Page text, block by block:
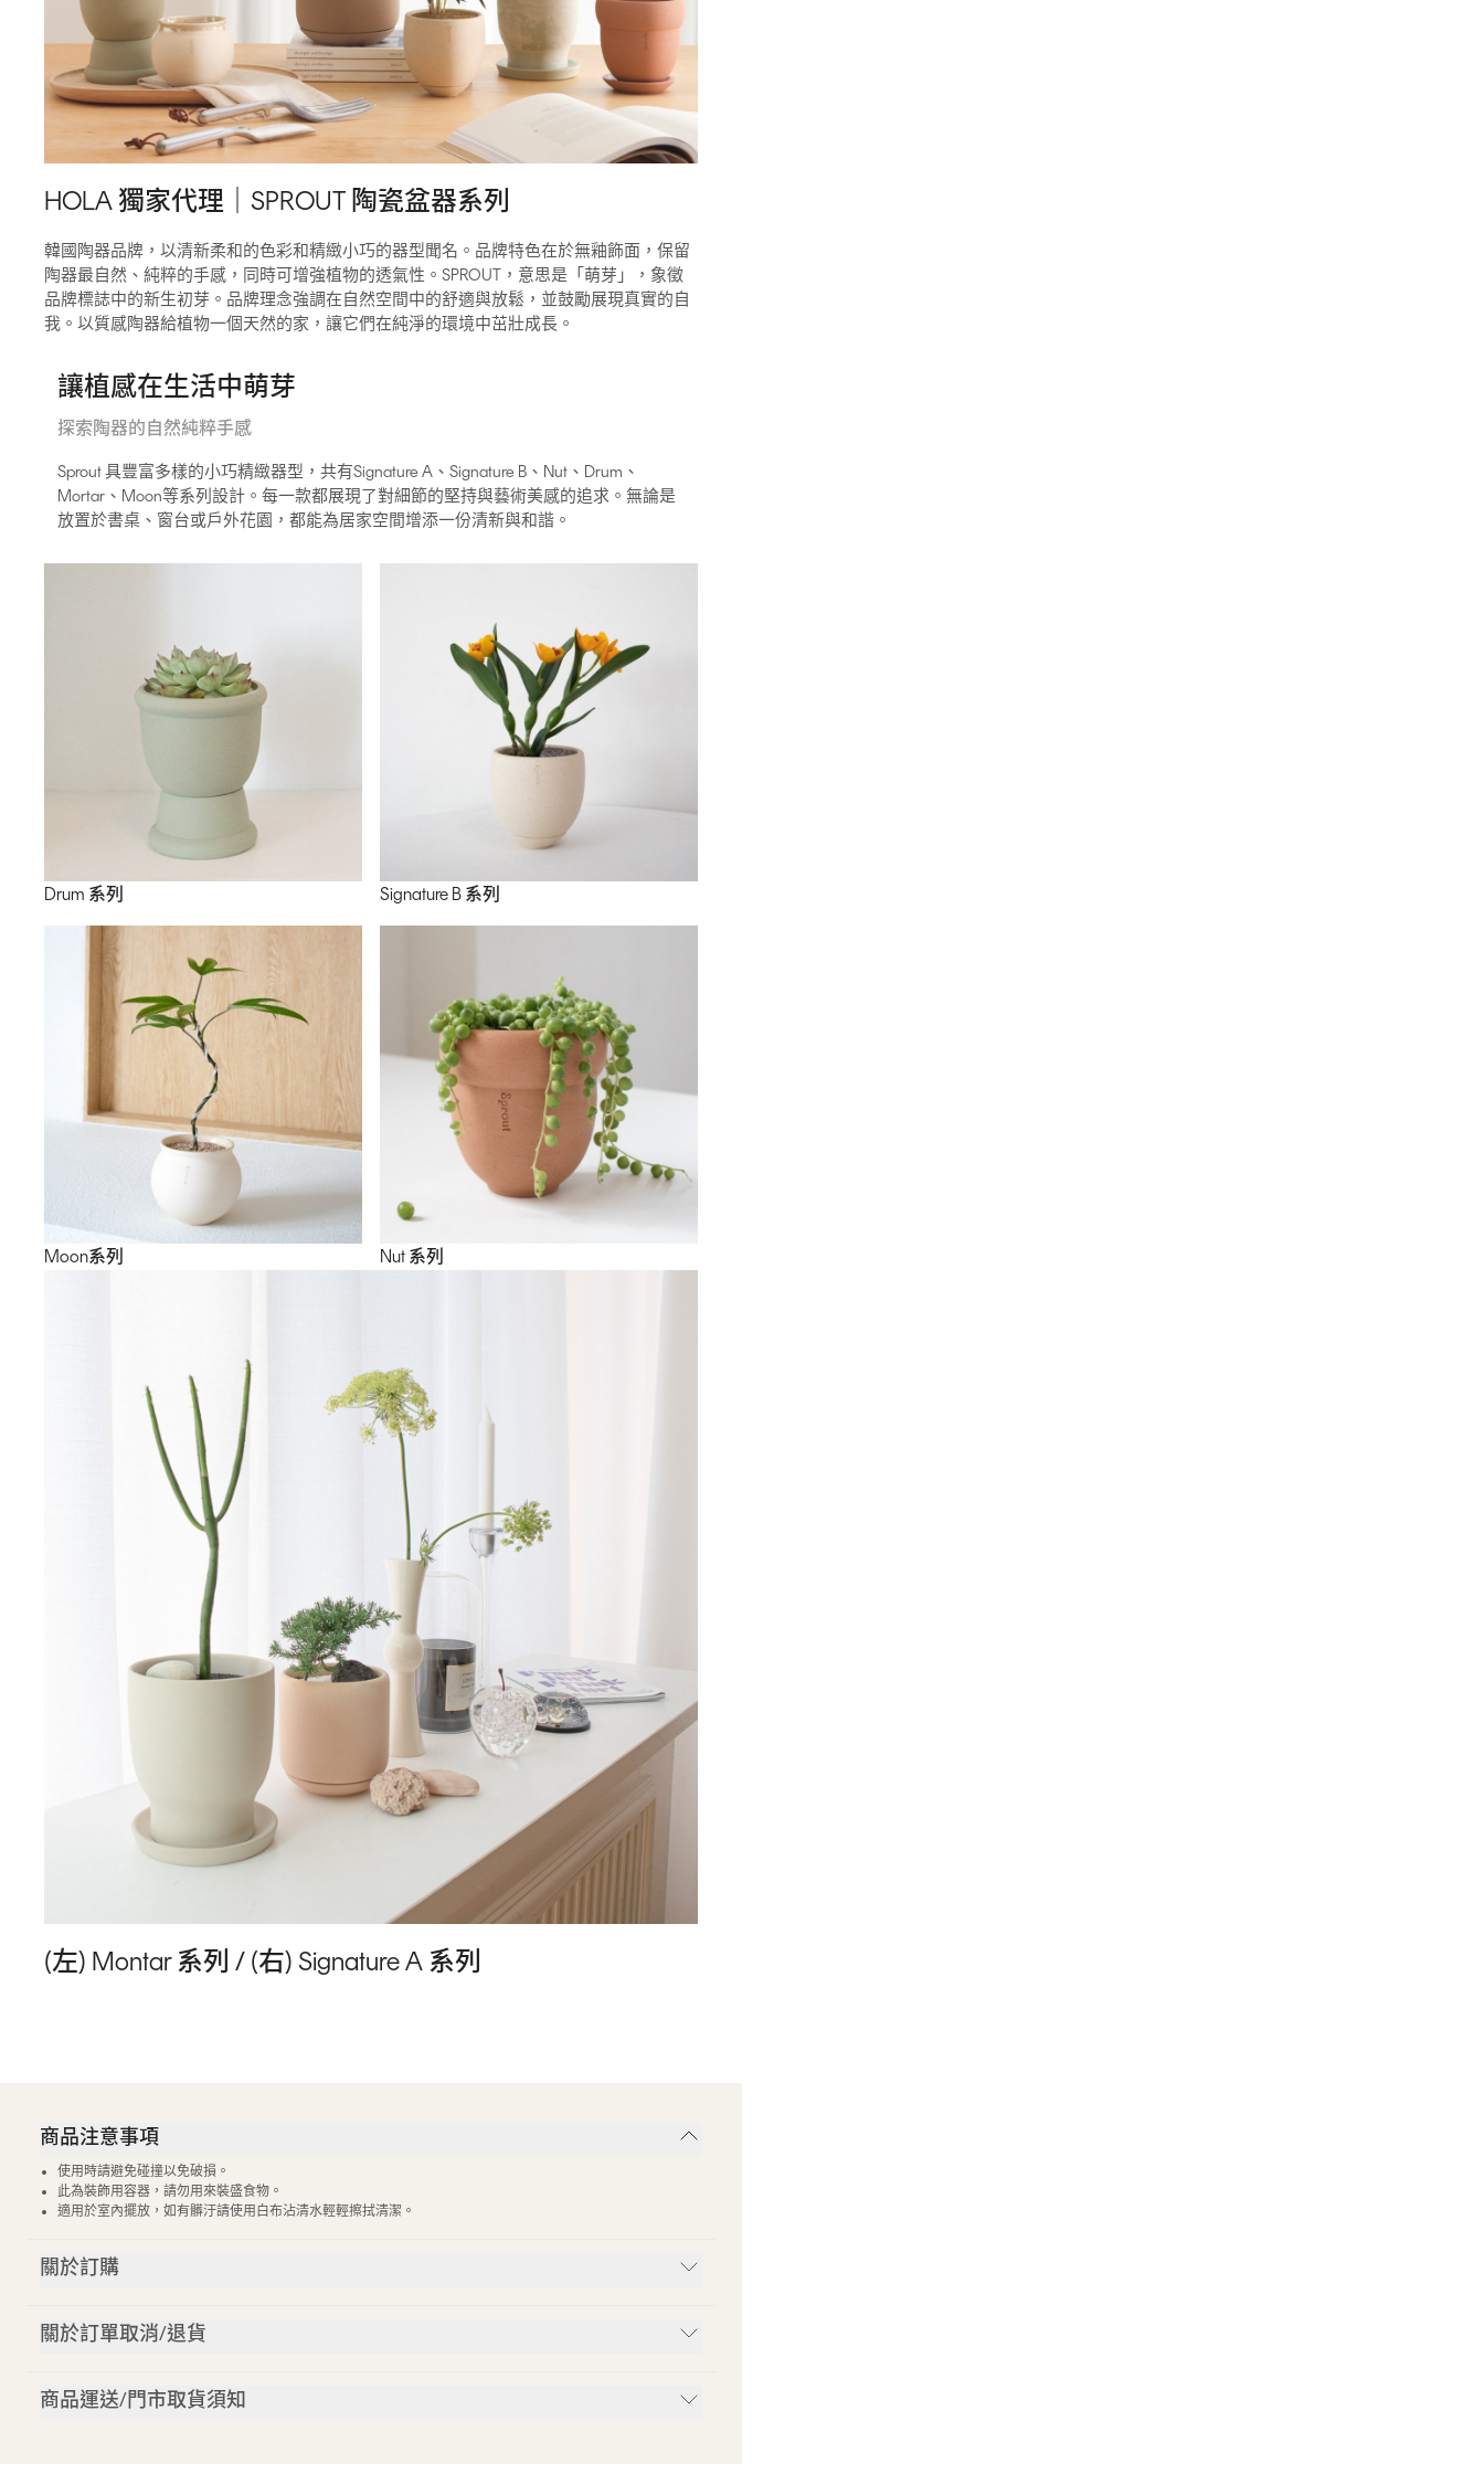
HOLA 獨家代理｜SPROUT 陶瓷盆器系列
韓國陶器品牌，以清新柔和的色彩和精緻小巧的器型聞名。品牌特色在於無釉飾面，保留
陶器最自然、純粹的手感，同時可增強植物的透氣性。SPROUT，意思是「萌芽」，象徵
品牌標誌中的新生初芽。品牌理念強調在自然空間中的舒適與放鬆，並鼓勵展現真實的自
我。以質感陶器給植物一個天然的家，讓它們在純淨的環境中茁壯成長。
讓植感在生活中萌芽
探索陶器的自然純粹手感
Sprout 具豐富多樣的小巧精緻器型，共有Signature A、Signature B、Nut、Drum、
Mortar、Moon等系列設計。每一款都展現了對細節的堅持與藝術美感的追求。無論是
放置於書桌、窗台或戶外花園，都能為居家空間增添一份清新與和諧。
Drum 系列 Signature B 系列
Moon系列 Nut 系列
(左) Montar 系列 / (右) Signature A 系列
商品注意事項
使用時請避免碰撞以免破損。
此為裝飾用容器，請勿用來裝盛食物。
適用於室內擺放，如有髒汙請使用白布沾清水輕輕擦拭清潔。
關於訂購
關於訂單取消/退貨
商品運送/門市取貨須知